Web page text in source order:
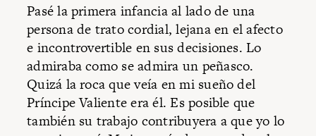
Pasé la primera infancia al lado de una
persona de trato cordial, lejana en el afecto
e incontrovertible en sus decisiones. Lo
admiraba como se admira un peñasco.
Quizá la roca que veía en mi sueño del
Príncipe Valiente era él. Es posible que
también su trabajo contribuyera a que yo lo